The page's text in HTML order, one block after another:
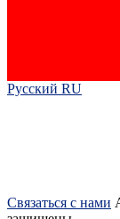
Русский RU‎
Связаться с нами